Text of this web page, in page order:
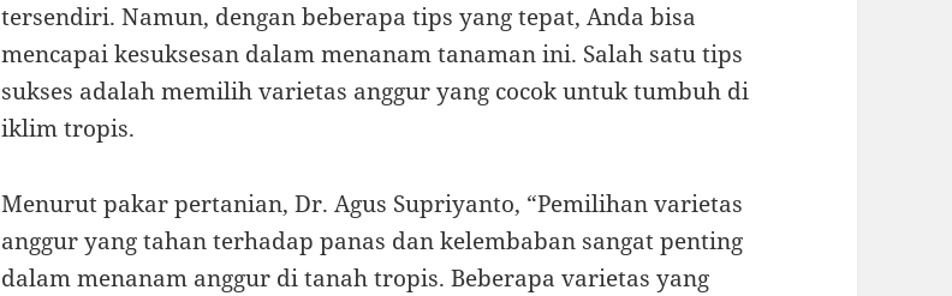
tersendiri. Namun, dengan beberapa tips yang tepat, Anda bisa
mencapai kesuksesan dalam menanam tanaman ini. Salah satu tips
sukses adalah memilih varietas anggur yang cocok untuk tumbuh di
iklim tropis.
Menurut pakar pertanian, Dr. Agus Supriyanto, “Pemilihan varietas
anggur yang tahan terhadap panas dan kelembaban sangat penting
dalam menanam anggur di tanah tropis. Beberapa varietas yang